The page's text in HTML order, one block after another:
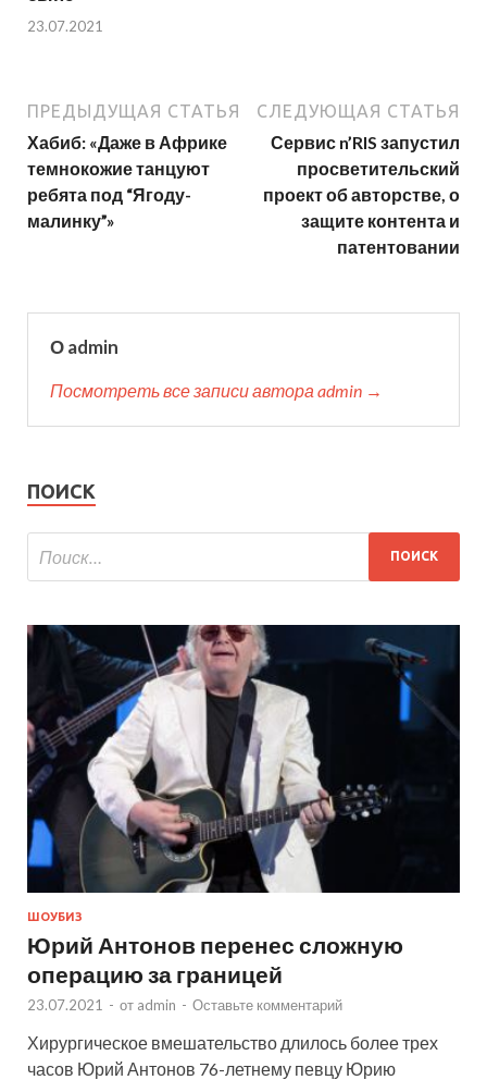
23.07.2021
ПРЕДЫДУЩАЯ СТАТЬЯ
Хабиб: «Даже в Африке
темнокожие танцуют
ребята под “Ягоду-
малинку”»
СЛЕДУЮЩАЯ СТАТЬЯ
Сервис n’RIS запустил
просветительский
проект об авторстве, о
защите контента и
патентовании
О admin
Посмотреть все записи автора admin →
ПОИСК
ШОУБИЗ
Юрий Антонов перенес сложную
операцию за границей
23.07.2021 - от admin - Оставьте комментарий
Хирургическое вмешательство длилось более трех
часов Юрий Антонов 76-летнему певцу Юрию